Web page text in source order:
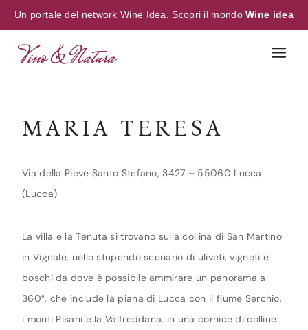
Un portale del network Wine Idea. Scopri il mondoWine idea
MARIA TERESA
Via della Pieve Santo Stefano, 3427 – 55060 Lucca
(Lucca)
La villa e la Tenuta si trovano sulla collina di San Martino
in Vignale, nello stupendo scenario di uliveti, vigneti e
boschi da dove è possibile ammirare un panorama a
360°, che include la piana di Lucca con il fiume Serchio,
i monti Pisani e la Valfreddana, in una cornice di colline